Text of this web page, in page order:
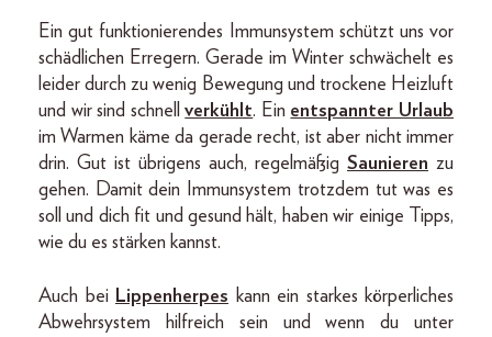
Ein gut funktionierendes Immunsystem schützt uns vor
schädlichen Erregern. Gerade im Winter schwächelt es
leider durch zu wenig Bewegung und trockene Heizluft
und wir sind schnellverkühlt. Ein entspannter Urlaub
im Warmen käme da gerade recht, ist aber nicht immer
drin. Gut ist übrigens auch, regelmäßig Saunieren zu
gehen. Damit dein Immunsystem trotzdem tut was es
soll und dich fit und gesund hält, haben wir einige Tipps,
wie du es stärken kannst.
Auch bei Lippenherpes kann ein starkes körperliches
Abwehrsystem hilfreich sein und wenn du unter